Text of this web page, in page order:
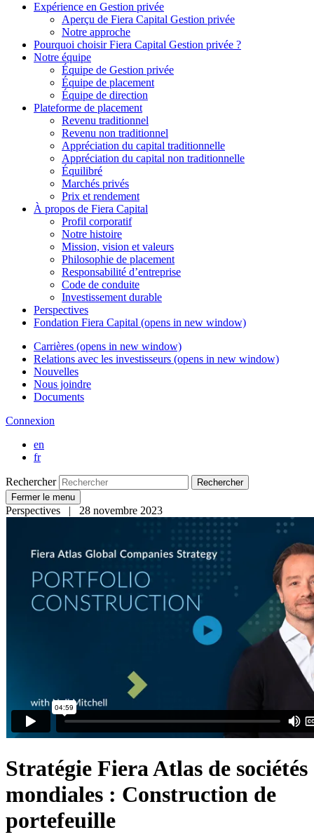
Expérience en Gestion privée
Aperçu de Fiera Capital Gestion privée
Notre approche
Pourquoi choisirFiera Capital Gestion privée ?
Notre équipe
Équipe de Gestion privée
Équipe de placement
Équipe de direction
Plateforme de placement
Revenu traditionnel
Revenu non traditionnel
Appréciation du capital traditionnelle
Appréciation du capital non traditionnelle
Équilibré
Marchés privés
Prix et rendement
À propos de Fiera Capital
Profil corporatif
Notre histoire
Mission, vision et valeurs
Philosophie de placement
Responsabilité d’entreprise
Code de conduite
Investissement durable
Perspectives
Fondation Fiera Capital (opens in new window)
Carrières (opens in new window)
Relations avec les investisseurs (opens in new window)
Nouvelles
Nous joindre
Documents
Connexion
en
fr
Rechercher
Rechercher
Fermer le menu
Perspectives | 28 novembre 2023
Stratégie Fiera Atlas de sociétés
mondiales : Construction de
portefeuille